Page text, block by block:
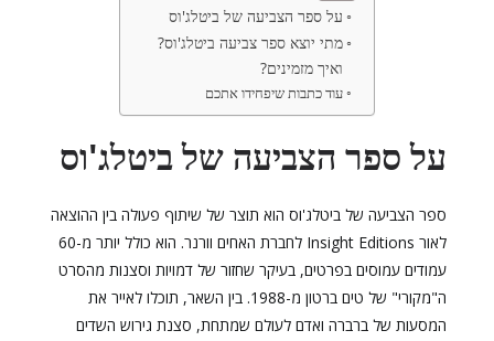
על ספר הצביעה של ביטלג'וס
מתי יוצא ספר צביעה ביטלג'וס?
ואיך מזמינים?
עוד כתבות שיפחידו אתכם
על ספר הצביעה של ביטלג'וס
ספר הצביעה של ביטלג'וס הוא תוצר של שיתוף פעולה בין ההוצאה
לאור Insight Editions לחברת האחים וורנר. הוא כולל יותר מ-60
עמודים עמוסים בפרטים, בעיקר שחזור של דמויות וסצנות מהסרט
ה"מקורי" של טים ברטון מ-1988. בין השאר, תוכלו לאייר את
המסעות של ברברה ואדם לעולם שמתחת, סצנת גירוש השדים